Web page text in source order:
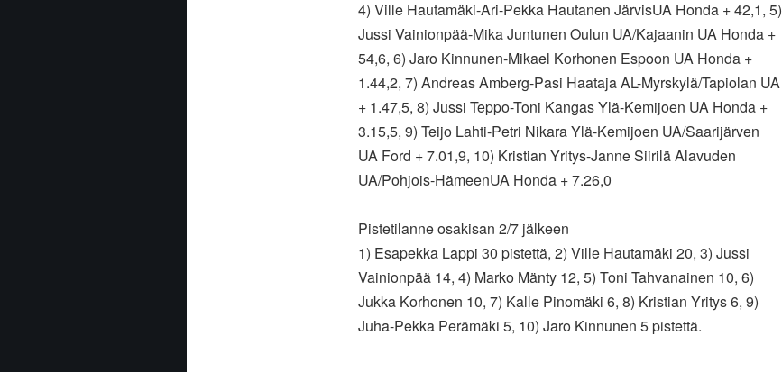
4) Ville Hautamäki-Ari-Pekka Hautanen JärvisUA Honda + 42,1, 5)
Jussi Vainionpää-Mika Juntunen Oulun UA/Kajaanin UA Honda +
54,6, 6) Jaro Kinnunen-Mikael Korhonen Espoon UA Honda +
1.44,2, 7) Andreas Amberg-Pasi Haataja AL-Myrskylä/Tapiolan UA
+ 1.47,5, 8) Jussi Teppo-Toni Kangas Ylä-Kemijoen UA Honda +
3.15,5, 9) Teijo Lahti-Petri Nikara Ylä-Kemijoen UA/Saarijärven
UA Ford + 7.01,9, 10) Kristian Yritys-Janne Siirilä Alavuden
UA/Pohjois-HämeenUA Honda + 7.26,0
Pistetilanne osakisan 2/7 jälkeen
1) Esapekka Lappi 30 pistettä, 2) Ville Hautamäki 20, 3) Jussi
Vainionpää 14, 4) Marko Mänty 12, 5) Toni Tahvanainen 10, 6)
Jukka Korhonen 10, 7) Kalle Pinomäki 6, 8) Kristian Yritys 6, 9)
Juha-Pekka Perämäki 5, 10) Jaro Kinnunen 5 pistettä.